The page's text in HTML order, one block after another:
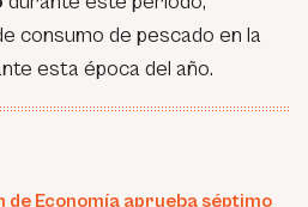
consumo de pescado en la
esta época del año.
de Economía aprueba séptimo